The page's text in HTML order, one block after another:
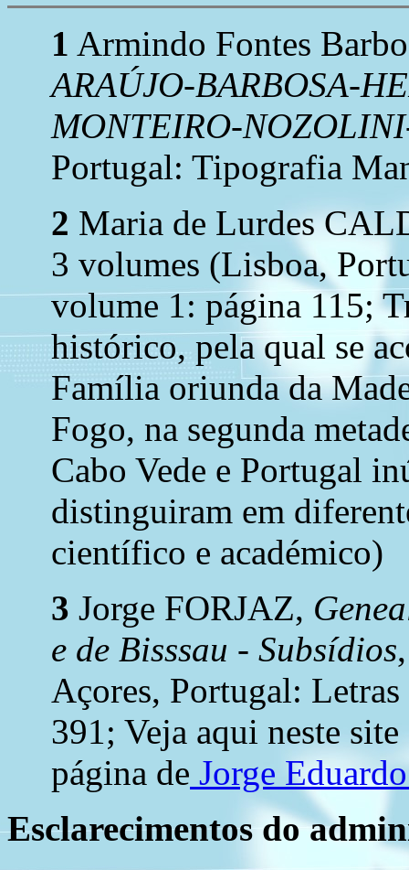
1 Armindo Fontes
ARAÚJO-BARBOSA-
MONTEIRO-
Portugal: Tipografia
2 Maria de Lurdes
3 volumes (Lisboa,
volume 1: página 115;
histórico, pela qual se
Família oriunda da
Fogo, na segunda
Cabo Vede e Portugal
distinguiram em
científico e académico)
3 Jorge FORJAZ,
e de Bisssau - Subsídios
Açores, Portugal:
391; Veja aqui neste
página de Jorge
Esclarecimentos do